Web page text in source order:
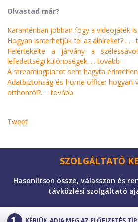
Olvastad már?
Karanténban jobban fogy a videojáték
Hogyan ismerhetjük fel az álhíreket? . . .
Felértékelte a járvány a
lefedettségi különbségek. . .tovább
A streamingpiacot sem hagyta
Adatbiztonság és home office: hogyan
otthonról?. . .tovább
Tweet
SZOLGÁLTATÓ
Hasonlítson össze, válasszon és
távközlési szolgáltató
KÉRJÜK, ADJA MEG AZ ELŐFIZETÉS